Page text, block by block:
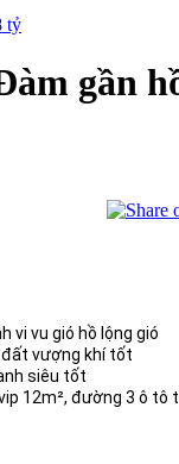
tỷ
gần
vi vu gió hồ lộng gió
đất vượng khí tốt
siêu tốt
12m², đường 3 ô